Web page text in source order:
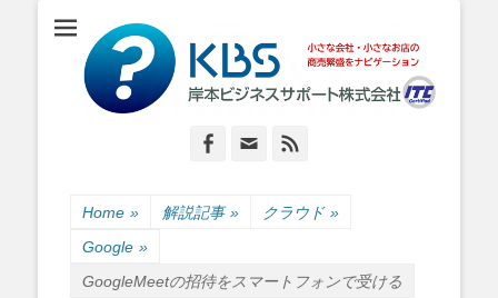
岸本ビジネスサポ
ート株式会社
小さな会社・小さなお店のIT経営をナビゲーション
Facebook
Email
Home » 解説記事 » クラウド »
Google »
GoogleMeetの招待をスマートフォンで受ける